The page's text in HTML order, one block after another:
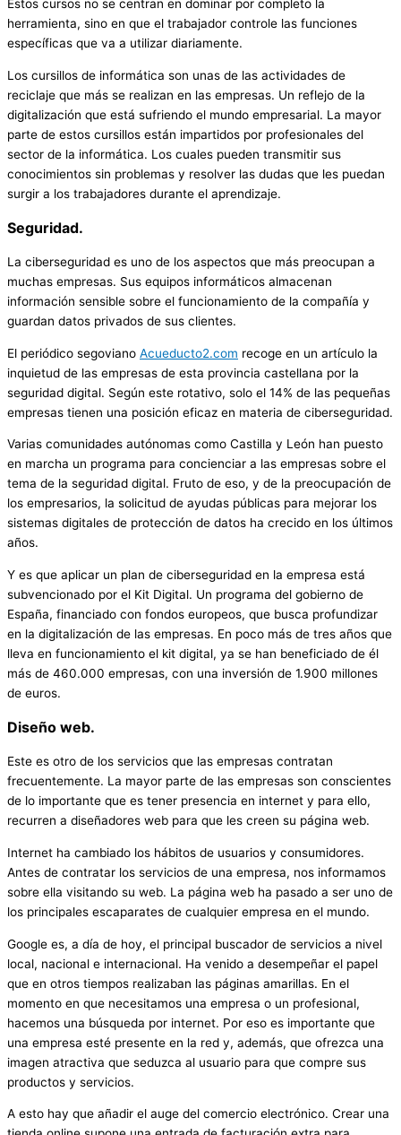
Estos cursos no se centran en dominar por completo la
herramienta, sino en que el trabajador controle las funciones
específicas que va a utilizar diariamente.
Los cursillos de informática son unas de las actividades de
reciclaje que más se realizan en las empresas. Un reflejo de la
digitalización que está sufriendo el mundo empresarial. La mayor
parte de estos cursillos están impartidos por profesionales del
sector de la informática. Los cuales pueden transmitir sus
conocimientos sin problemas y resolver las dudas que les puedan
surgir a los trabajadores durante el aprendizaje.
Seguridad.
La ciberseguridad es uno de los aspectos que más preocupan a
muchas empresas. Sus equipos informáticos almacenan
información sensible sobre el funcionamiento de la compañía y
guardan datos privados de sus clientes.
El periódico segoviano Acueducto2.com recoge en un artículo la
inquietud de las empresas de esta provincia castellana por la
seguridad digital. Según este rotativo, solo el 14% de las pequeñas
empresas tienen una posición eficaz en materia de ciberseguridad.
Varias comunidades autónomas como Castilla y León han puesto
en marcha un programa para concienciar a las empresas sobre el
tema de la seguridad digital. Fruto de eso, y de la preocupación de
los empresarios, la solicitud de ayudas públicas para mejorar los
sistemas digitales de protección de datos ha crecido en los últimos
años.
Y es que aplicar un plan de ciberseguridad en la empresa está
subvencionado por el Kit Digital. Un programa del gobierno de
España, financiado con fondos europeos, que busca profundizar
en la digitalización de las empresas. En poco más de tres años que
lleva en funcionamiento el kit digital, ya se han beneficiado de él
más de 460.000 empresas, con una inversión de 1.900 millones
de euros.
Diseño web.
Este es otro de los servicios que las empresas contratan
frecuentemente. La mayor parte de las empresas son conscientes
de lo importante que es tener presencia en internet y para ello,
recurren a diseñadores web para que les creen su página web.
Internet ha cambiado los hábitos de usuarios y consumidores.
Antes de contratar los servicios de una empresa, nos informamos
sobre ella visitando su web. La página web ha pasado a ser uno de
los principales escaparates de cualquier empresa en el mundo.
Google es, a día de hoy, el principal buscador de servicios a nivel
local, nacional e internacional. Ha venido a desempeñar el papel
que en otros tiempos realizaban las páginas amarillas. En el
momento en que necesitamos una empresa o un profesional,
hacemos una búsqueda por internet. Por eso es importante que
una empresa esté presente en la red y, además, que ofrezca una
imagen atractiva que seduzca al usuario para que compre sus
productos y servicios.
A esto hay que añadir el auge del comercio electrónico. Crear una